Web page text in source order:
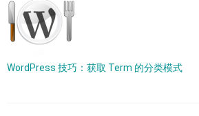
WordPress 技巧：获取 Term 的分类模式